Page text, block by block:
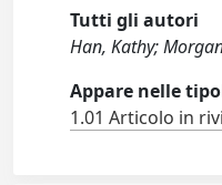
Tutti gli autori
Han, Kathy;
Appare nelle
1.01 Articolo in